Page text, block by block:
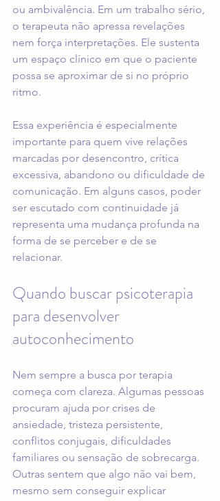
ou ambivalência. Em um trabalho sério,
o terapeuta não apressa revelações
nem força interpretações. Ele sustenta
um espaço clínico em que o paciente
possa se aproximar de si no próprio
ritmo.
Essa experiência é especialmente
importante para quem vive relações
marcadas por desencontro, crítica
excessiva, abandono ou dificuldade de
comunicação. Em alguns casos, poder
ser escutado com continuidade já
representa uma mudança profunda na
forma de se perceber e de se
relacionar.
Quando buscar psicoterapia
para desenvolver
autoconhecimento
Nem sempre a busca por terapia
começa com clareza. Algumas pessoas
procuram ajuda por crises de
ansiedade, tristeza persistente,
conflitos conjugais, dificuldades
familiares ou sensação de sobrecarga.
Outras sentem que algo não vai bem,
mesmo sem conseguir explicar